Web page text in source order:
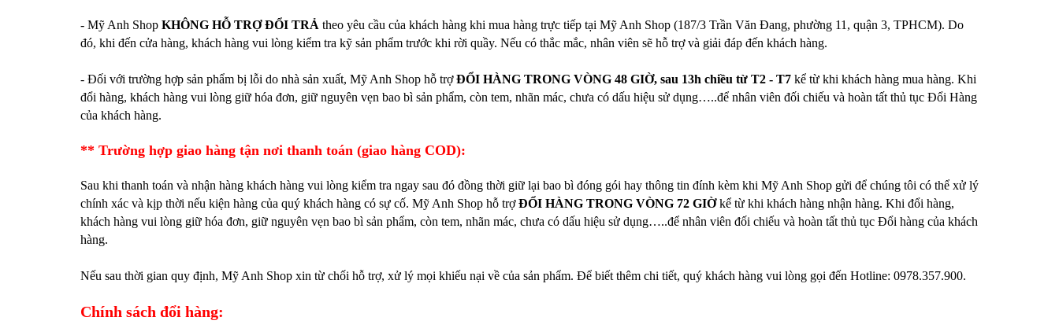
- Mỹ Anh Shop KHÔNG HỖ TRỢ ĐỔI TRẢ theo yêu cầu của khách hàng khi mua hàng trực tiếp tại Mỹ Anh Shop (187/3 Trần Văn Đang, phường 11, quận 3, TPHCM). Do
đó, khi đến cửa hàng, khách hàng vui lòng kiểm tra kỹ sản phẩm trước khi rời quầy. Nếu có thắc mắc, nhân viên sẽ hỗ trợ và giải đáp đến khách hàng.
- Đối với trường hợp sản phẩm bị lỗi do nhà sản xuất, Mỹ Anh Shop hỗ trợĐỔI HÀNG TRONG VÒNG 48 GIỜ, sau 13h chiều từ T2 - T7 kể từ khi khách hàng mua hàng. Khi
đổi hàng, khách hàng vui lòng giữ hóa đơn, giữ nguyên vẹn bao bì sản phẩm, còn tem, nhãn mác, chưa có dấu hiệu sử dụng…..để nhân viên đối chiếu và hoàn tất thủ tục Đổi Hàng
của khách hàng.
** Trường hợp giao hàng tận nơi thanh toán (giao hàng COD):
Sau khi thanh toán và nhận hàng khách hàng vui lòng kiểm tra ngay sau đó đồng thời giữ lại bao bì đóng gói hay thông tin đính kèm khi Mỹ Anh Shop gửi để chúng tôi có thể xử lý
chính xác và kịp thời nếu kiện hàng của quý khách hàng có sự cố. Mỹ Anh Shop hỗ trợĐỔI HÀNG TRONG VÒNG 72 GIỜkể từ khi khách hàng nhận hàng. Khi đổi hàng,
khách hàng vui lòng giữ hóa đơn, giữ nguyên vẹn bao bì sản phẩm, còn tem, nhãn mác, chưa có dấu hiệu sử dụng…..để nhân viên đối chiếu và hoàn tất thủ tục Đổi hàng của khách
hàng.
Nếu sau thời gian quy định, Mỹ Anh Shop xin từ chối hỗ trợ, xử lý mọi khiếu nại về của sản phẩm. Để biết thêm chi tiết, quý khách hàng vui lòng gọi đến Hotline: 0978.357.900.
Chính sách đổi hàng: